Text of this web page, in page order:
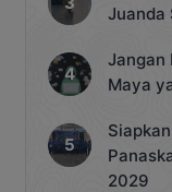
Juanda
Jangan
Maya
2029